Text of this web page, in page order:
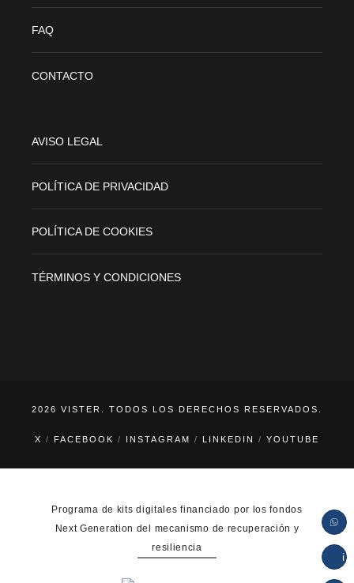
FAQ
CONTACTO
AVISO LEGAL
POLÍTICA DE PRIVACIDAD
POLÍTICA DE COOKIES
TÉRMINOS Y CONDICIONES
2026 VISTER. TODOS LOS DERECHOS RESERVADOS.
X FACEBOOK INSTAGRAM LINKEDIN YOUTUBE
Programa de kits digitales financiado por los fondos
Next Generation del mecanismo de recuperación y
resiliencia